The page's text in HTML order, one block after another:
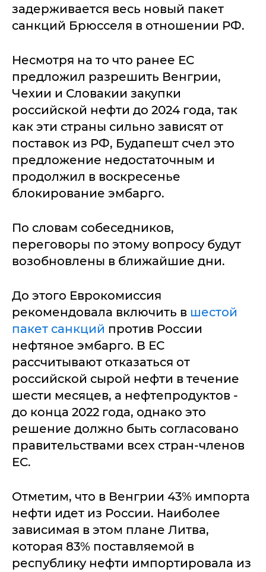
задерживается весь новый пакет
санкций Брюсселя в отношении РФ.
Несмотря на то что ранее ЕС
предложил разрешить Венгрии,
Чехии и Словакии закупки
российской нефти до 2024 года, так
как эти страны сильно зависят от
поставок из РФ, Будапешт счел это
предложение недостаточным и
продолжил в воскресенье
блокирование эмбарго.
По словам собеседников,
переговоры по этому вопросу будут
возобновлены в ближайшие дни.
До этого Еврокомиссия
рекомендовала включить в шестой
пакет санкций против России
нефтяное эмбарго. В ЕС
рассчитывают отказаться от
российской сырой нефти в течение
шести месяцев, а нефтепродуктов -
до конца 2022 года, однако это
решение должно быть согласовано
правительствами всех стран-членов
ЕС.
Отметим, что в Венгрии 43% импорта
нефти идет из России. Наиболее
зависимая в этом плане Литва,
которая 83% поставляемой в
республику нефти импортировала из